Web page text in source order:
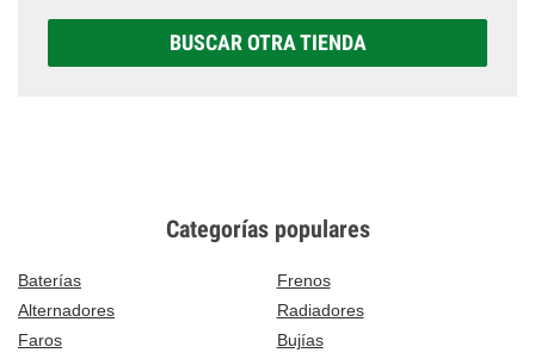
BUSCAR OTRA TIENDA
Categorías populares
Baterías
Frenos
Alternadores
Radiadores
Faros
Bujías